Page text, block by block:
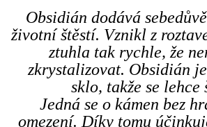
Obsidián dodává
životní štěstí. Vznikl z
ztuhla tak rychle, že
zkrystalizovat. Obsidián
sklo, takže se lehce
Jedná se o kámen bez
omezení. Díky tomu